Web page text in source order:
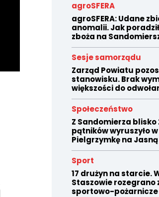
agroSFERA
agroSFERA: Udane
anomalii. Jak
zboża na
Sesje samorządu
Zarząd Powiatu
stanowisku. Brak
większości do
Społeczeństwo
Z Sandomierza blisko
pątników wyruszyło
Pielgrzymkę na
Sport
17 drużyn na starcie.
Staszowie rozegrano
sportowo-pożarnicze